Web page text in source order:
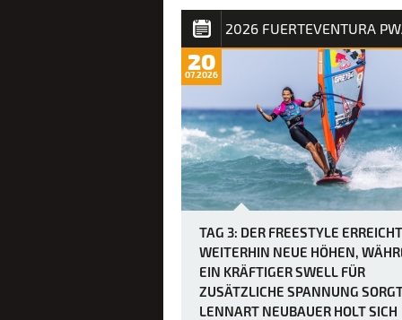
von über 40 Knoten am Nachmittag
die Rennen dadurch nicht unbedingt
Windsurfer erneut durch heftige Böen
den „Dea…
20
07.2026
TAG 3: DER FREESTYLE ERREICHT
WEITERHIN NEUE HÖHEN,
EIN KRÄFTIGER SWELL FÜR
ZUSÄTZLICHE SPANNUNG
LENNART NEUBAUER HOLT SICH